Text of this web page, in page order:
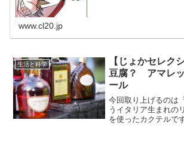
www.cl20.jp
生活と科学
【じょかセレク
豆腐？ アマレ
ール
今回取り上げるのは
うイタリア生まれの
を使ったカクテルで
たりと楽しむことも